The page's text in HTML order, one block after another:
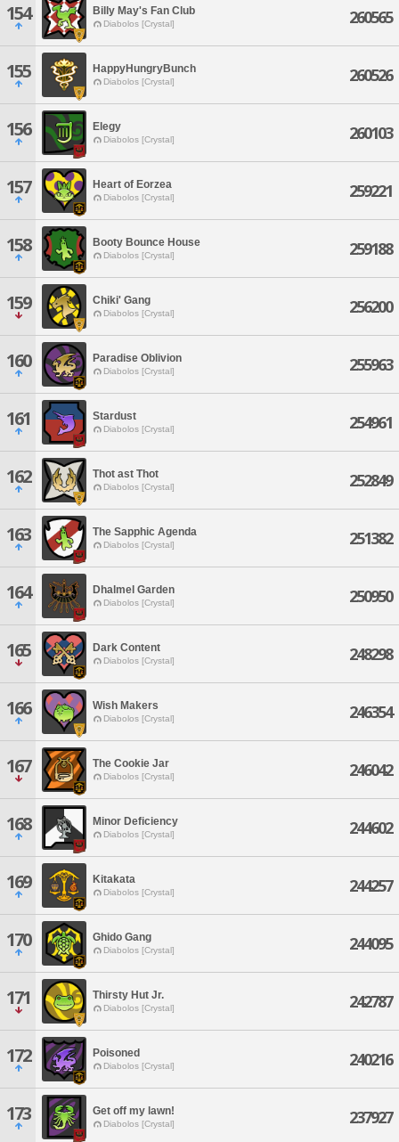
154 Billy May's Fan Club
Diabolos [Crystal] 260565
155 HappyHungryBunch
Diabolos [Crystal] 260526
156 Elegy
Diabolos [Crystal] 260103
157 Heart of Eorzea
Diabolos [Crystal] 259221
158 Booty Bounce House
Diabolos [Crystal] 259188
159 Chiki' Gang
Diabolos [Crystal] 256200
160 Paradise Oblivion
Diabolos [Crystal] 255963
161 Stardust
Diabolos [Crystal] 254961
162 Thot ast Thot
Diabolos [Crystal] 252849
163 The Sapphic Agenda
Diabolos [Crystal] 251382
164 Dhalmel Garden
Diabolos [Crystal] 250950
165 Dark Content
Diabolos [Crystal] 248298
166 Wish Makers
Diabolos [Crystal] 246354
167 The Cookie Jar
Diabolos [Crystal] 246042
168 Minor Deficiency
Diabolos [Crystal] 244602
169 Kitakata
Diabolos [Crystal] 244257
170 Ghido Gang
Diabolos [Crystal] 244095
171 Thirsty Hut Jr.
Diabolos [Crystal] 242787
172 Poisoned
Diabolos [Crystal] 240216
173 Get off my lawn!
Diabolos [Crystal] 237927